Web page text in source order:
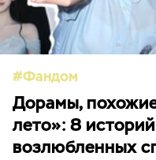
Фандом
Дорамы,
лето»: 8
возлюбленных